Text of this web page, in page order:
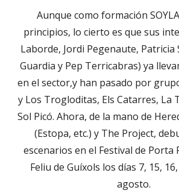
Aunque como formación
principios, lo cierto es que sus
Laborde, Jordi Pegenaute,
Guardia y Pep Terricabras) ya
en el sector,y han pasado por
y Los Trogloditas, Els Catarres, La
Sol Picó. Ahora, de la mano de
(Estopa, etc.) y The Project,
escenarios en el Festival de Porta
Feliu de Guíxols los días 7, 15,
agosto.